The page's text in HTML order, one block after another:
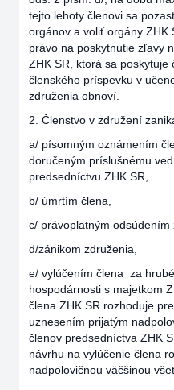
tejto lehoty členovi sa
orgánov a voliť orgány ZHK
právo na poskytnutie zľavy
ZHK SR, ktorá sa poskytuje
členského príspevku v
združenia obnoví.
2. Členstvo v združení
a/ písomným oznámením
doručeným príslušnému
predsedníctvu ZHK SR,
b/ úmrtím člena,
c/ právoplatným odsúdením
d/zánikom združenia,
e/ vylúčením člena za
hospodárnosti s
člena ZHK SR rozhoduje
uznesením prijatým
členov predsedníctva ZHK
návrhu na vylúčenie člena
nadpolovičnou väčšinou